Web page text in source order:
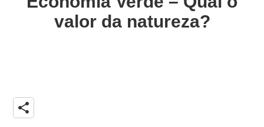
valor da natureza?
share